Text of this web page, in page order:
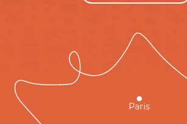
Paris